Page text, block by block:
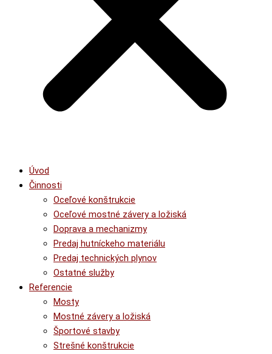
Úvod
Činnosti
Oceľové konštrukcie
Oceľové mostné závery a ložiská
Doprava a mechanizmy
Predaj hutníckeho materiálu
Predaj technických plynov
Ostatné služby
Referencie
Mosty
Mostné závery a ložiská
Športové stavby
Strešné konštrukcie